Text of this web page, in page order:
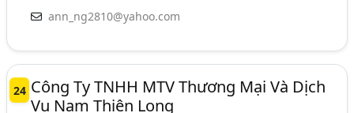
ann_ng2810@yahoo.com
24 Công Ty TNHH MTV Thương Mại Và Dịch
Vụ Nam Thiên Long